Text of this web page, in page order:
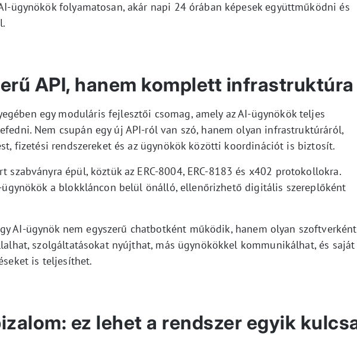
ügynökök folyamatosan, akár napi 24 órában képesek együttműködni és
API, hanem komplett infrastruktúra
egy moduláris fejlesztői csomag, amely az AI-ügynökök teljes
Nem csupán egy új API-ról van szó, hanem olyan infrastruktúráról,
fizetési rendszereket és az ügynökök közötti koordinációt is biztosít.
szabványra épül, köztük az ERC-8004, ERC-8183 és x402 protokollokra.
ügynökök a blokkláncon belül önálló, ellenőrizhető digitális szereplőként
AI-ügynök nem egyszerű chatbotként működik, hanem olyan
szolgáltatásokat nyújthat, más ügynökökkel kommunikálhat, és saját
is teljesíthet.
ez lehet a rendszer egyik